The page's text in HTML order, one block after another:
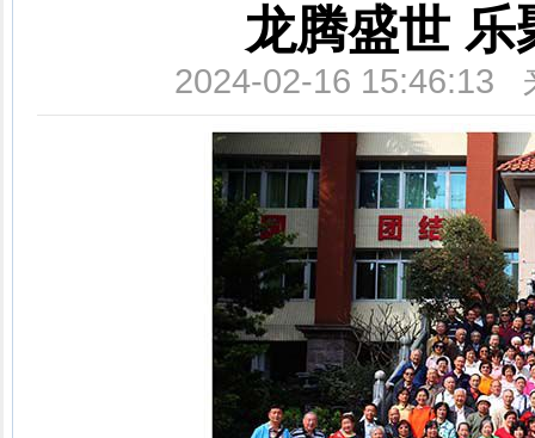
龙腾盛世 乐
2024-02-16 15:46:13